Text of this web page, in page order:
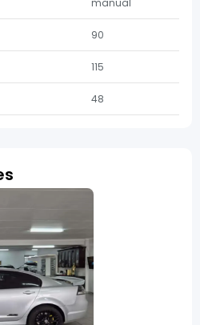
manual
90
115
48